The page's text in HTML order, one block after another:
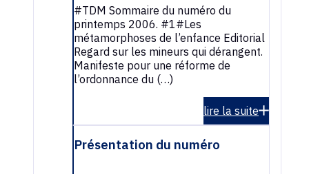
#TDM Sommaire du numéro du
printemps 2006. #1#Les
métamorphoses de l’enfance Editorial
Regard sur les mineurs qui dérangent.
Manifeste pour une réforme de
l’ordonnance du (…)
lire la suite
Présentation du numéro